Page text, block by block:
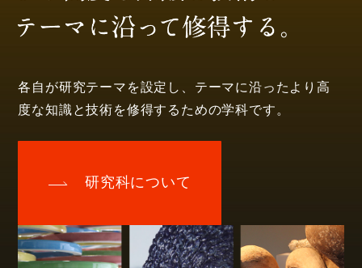
各自が研究テーマを設定し、テーマに沿ったより高
度な知識と技術を修得するための学科です。
研究科について